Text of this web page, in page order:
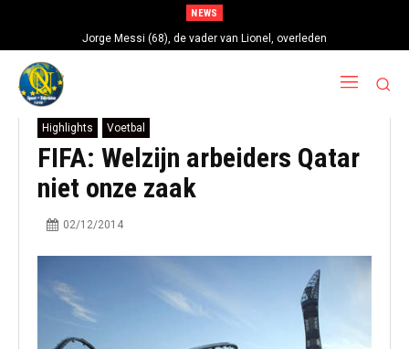
NEWS
Jorge Messi (68), de vader van Lionel, overleden
Highlights Voetbal
FIFA: Welzijn arbeiders Qatar
niet onze zaak
02/12/2014